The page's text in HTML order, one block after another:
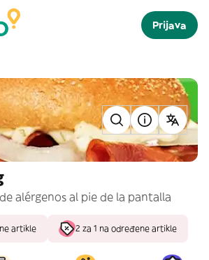
Prijava
alérgenos al pie de la pantalla
artikle 2 za 1 na određene artikle